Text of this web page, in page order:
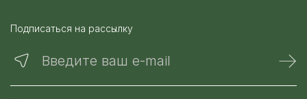
Подписаться на рассылку
Введите ваш e-mail